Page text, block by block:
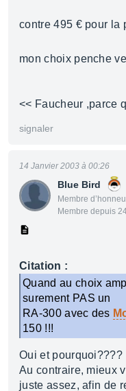
contre 495 € pour la
mon choix penche
<< Faucheur ,parce
signaler
Blue Bird
Membre
Membre depuis
14 Janvier 2003 à 00:26
Citation :
Quand au choix
surement PAS un
RA-300 avec des
150 !!!
Oui et pourquoi????
Au contraire, mieux
juste assez, afin de